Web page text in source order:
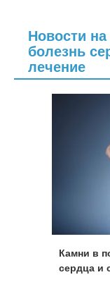
фермента
четверть
Новости
болезнь
лечение
Камни в
сердца и